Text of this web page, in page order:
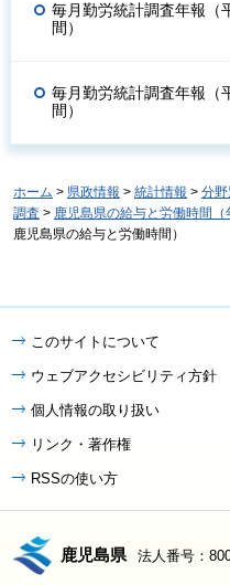
毎月勤労統計調査年報（
間）
毎月勤労統計調査年報（
間）
ホーム > 県政情報 > 統計情報 > 分
調査 > 鹿児島県の給与と労働時間（
鹿児島県の給与と労働時間）
このサイトについて
ウェブアクセシビリティ方針
個人情報の取り扱い
リンク・著作権
RSSの使い方
鹿児島県 法人番号：